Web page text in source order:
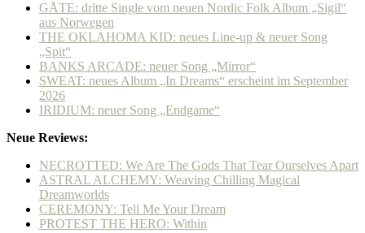
GÅTE: dritte Single vom neuen Nordic Folk Album „Sigil“
aus Norwegen
THE OKLAHOMA KID: neues Line-up & neuer Song
„Spit“
BANKS ARCADE: neuer Song „Mirror“
SWEAT: neues Album „In Dreams“ erscheint im September
2026
IRIDIUM: neuer Song „Endgame“
Neue Reviews:
NECROTTED: We Are The Gods That Tear Ourselves Apart
ASTRAL ALCHEMY: Weaving Chilling Magical
Dreamworlds
CEREMONY: Tell Me Your Dream
PROTEST THE HERO: Within